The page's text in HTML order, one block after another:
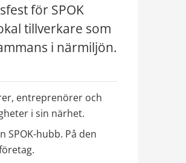
för SPOK
tillverkare som
i närmiljön.
entreprenörer och
i sin närhet.
SPOK-hubb. På den